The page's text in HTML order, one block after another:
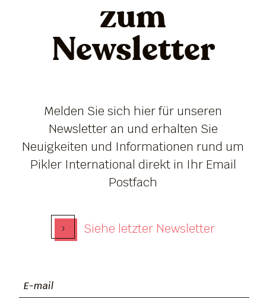
zum
Newsletter
Melden Sie sich hier für unseren
Newsletter an und erhalten Sie
Neuigkeiten und Informationen rund um
Pikler International direkt in Ihr Email
Postfach
› Siehe letzter Newsletter